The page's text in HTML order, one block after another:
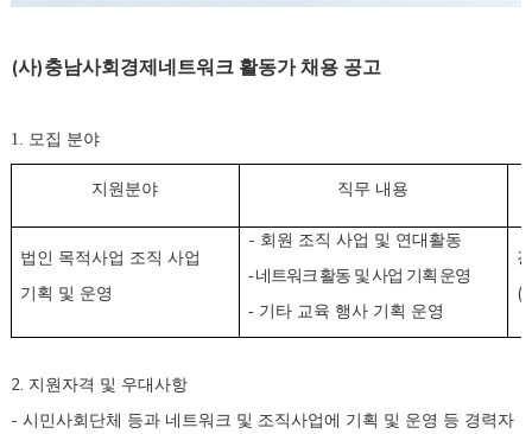
(사)충남사회경제네트워크 활동가 채용 공고
1. 모집 분야
지원분야 직무 내용
법인 목적사업 조직 사업
기획 및 운영
- 회원 조직 사업 및 연대활동
- 네트워크 활동 및 사업 기획 운영
- 기타 교육 행사 기획 운영
2. 지원자격 및 우대사항
- 시민사회단체 등과 네트워크 및 조직사업에 기획 및 운영 등 경력자